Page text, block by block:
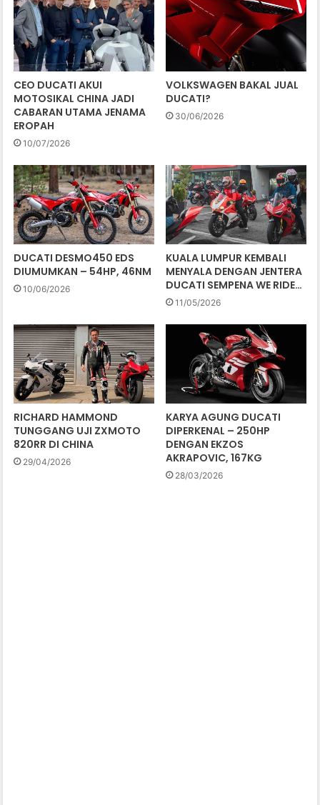
CEO DUCATI AKUI
MOTOSIKAL CHINA JADI
CABARAN UTAMA JENAMA
EROPAH
10/07/2026
VOLKSWAGEN BAKAL JUAL
DUCATI?
30/06/2026
DUCATI DESMO450 EDS
DIUMUMKAN – 54HP, 46NM
10/06/2026
KUALA LUMPUR KEMBALI
MENYALA DENGAN JENTERA
DUCATI SEMPENA WE RIDE…
11/05/2026
RICHARD HAMMOND
TUNGGANG UJI ZXMOTO
820RR DI CHINA
29/04/2026
KARYA AGUNG DUCATI
DIPERKENAL – 250HP
DENGAN EKZOS
AKRAPOVIC, 167KG
28/03/2026